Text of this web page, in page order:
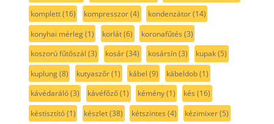
komplett(16) kompresszor(4) kondenzátor(14)
konyhai mérleg(1) korlát(6) koronafűtés (3)
koszorú fűtőszál (3) kosár(34) kosársín(3) kupak(5)
kuplung(8) kutyaszőr(1) kábel (9) kábeldob(1)
kávédaráló(3) kávéfőző(1) kémény(1) kés (16)
késtisztító(1) készlet(38) kétszintes (4) kézimixer(5)